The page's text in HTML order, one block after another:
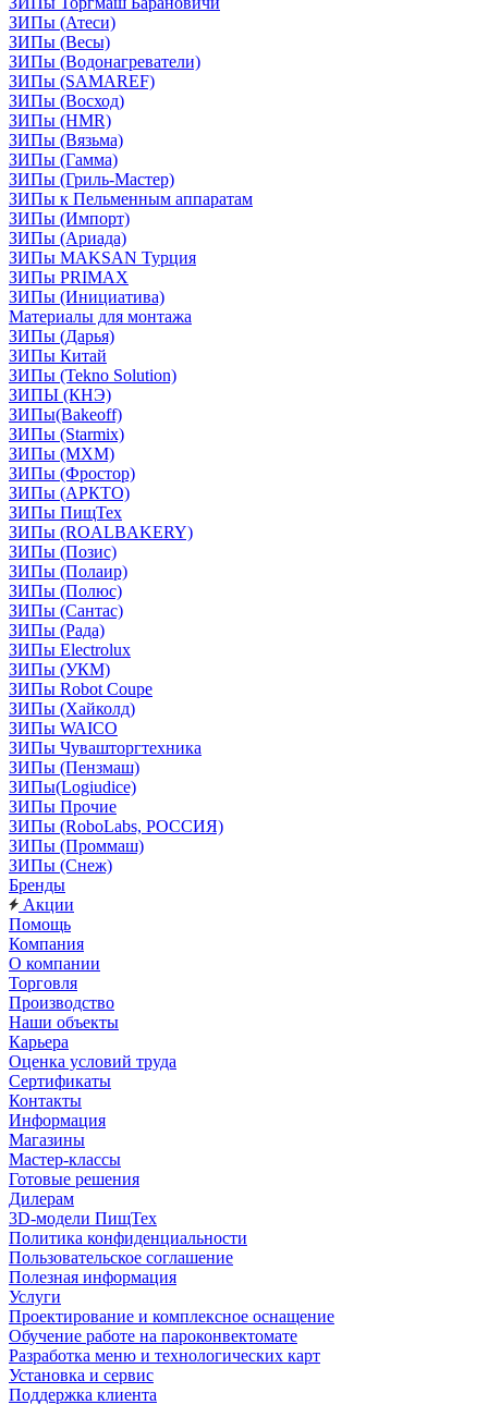
ЗИПы (Атеси)
ЗИПы (Весы)
ЗИПы (Водонагреватели)
ЗИПы (SAMAREF)
ЗИПы (Восход)
ЗИПы (HMR)
ЗИПы (Вязьма)
ЗИПы (Гамма)
ЗИПы (Гриль-Мастер)
ЗИПы к Пельменным аппаратам
ЗИПы (Импорт)
ЗИПы (Ариада)
ЗИПы MAKSAN Турция
ЗИПы PRIMAX
ЗИПы (Инициатива)
Материалы для монтажа
ЗИПы (Дарья)
ЗИПы Китай
ЗИПы (Tekno Solution)
ЗИПЫ (КНЭ)
ЗИПы(Bakeoff)
ЗИПы (Starmix)
ЗИПы (МХМ)
ЗИПы (Фростор)
ЗИПы (АРКТО)
ЗИПы ПищТех
ЗИПы (ROALBAKERY)
ЗИПы (Позис)
ЗИПы (Полаир)
ЗИПы (Полюс)
ЗИПы (Сантас)
ЗИПы (Рада)
ЗИПы Electrolux
ЗИПы (УКМ)
ЗИПы Robot Coupe
ЗИПы (Хайколд)
ЗИПы WAICO
ЗИПы Чувашторгтехника
ЗИПы (Пензмаш)
ЗИПы(Logiudice)
ЗИПы Прочие
ЗИПы (RoboLabs, РОССИЯ)
ЗИПы (Проммаш)
ЗИПы (Снеж)
Бренды
Акции
Помощь
Компания
О компании
Торговля
Производство
Наши объекты
Карьера
Оценка условий труда
Сертификаты
Контакты
Информация
Магазины
Мастер-классы
Готовые решения
Дилерам
3D-модели ПищТех
Политика конфиденциальности
Пользовательское соглашение
Полезная информация
Услуги
Проектирование и комплексное оснащение
Обучение работе на пароконвектомате
Разработка меню и технологических карт
Установка и сервис
Поддержка клиента